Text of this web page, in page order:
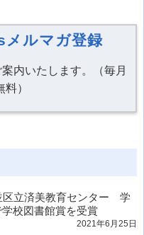
ルマガ登録
内いたします。（毎月
）
区立済美教育センター 学
校図書館賞を受賞
2021年6月25日